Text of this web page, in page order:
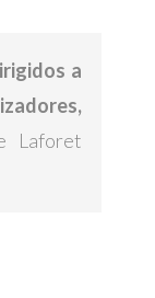
a
Laforet